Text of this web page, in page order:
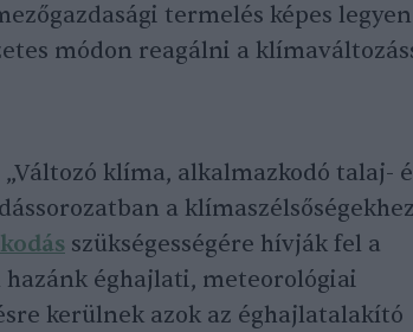
termelés képes legyen
módon reagálni a
klíma, alkalmazkodó talaj-
a klímaszélsőségekhez
szükségességére hívják fel a
éghajlati, meteorológiai
kerülnek azok az éghajlatalakító